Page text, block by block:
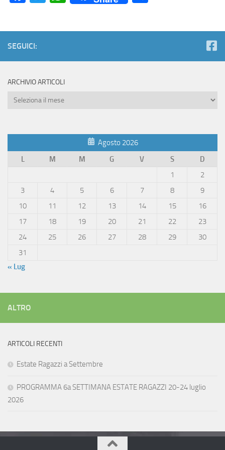
SEGUICI:
ARCHIVIO ARTICOLI
Archivio
Agosto 2026
L
M M G V S
D
1
2
3
4 5 6 7 8
9
10
11 12 13 14 15
16
17
18 19 20 21 22
23
24
25 26 27 28 29
30
31
« Lug
ALTRO
ARTICOLI RECENTI
Estate Ragazzi a Settembre
PROGRAMMA 6a SETTIMANA ESTATE RAGAZZI 20-24 luglio
2026